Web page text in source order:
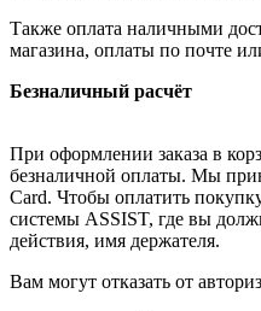
Также оплата наличными
магазина, оплаты по почте
Безналичный расчёт
При оформлении заказа в
безналичной оплаты. Мы
Card. Чтобы оплатить
системы ASSIST, где вы
действия, имя держателя.
Вам могут отказать от